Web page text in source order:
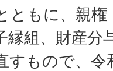
ともに、親権
縁組、財産分
すもので、令